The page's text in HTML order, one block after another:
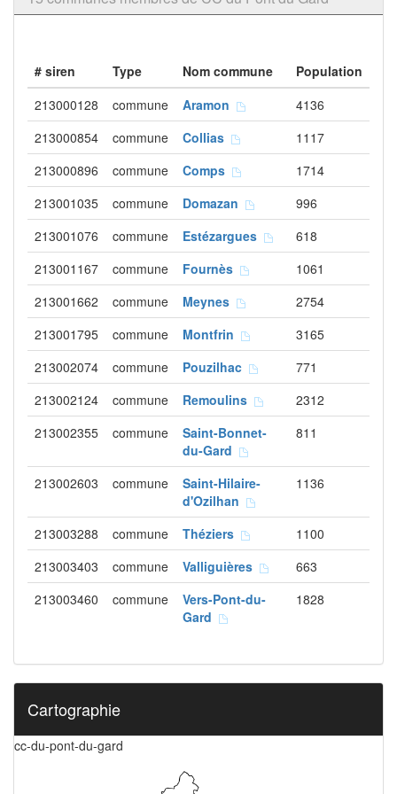
# siren Type Nom commune
Population
213000128
commune Aramon
4136
213000854
commune Collias
1117
213000896
commune Comps
1714
213001035
commune Domazan
996
213001076
commune Estézargues
618
213001167
commune Fournès
1061
213001662
commune Meynes
2754
213001795
commune Montfrin
3165
213002074
commune Pouzilhac
771
213002124
commune Remoulins
2312
213002355
commune
Saint-Bonnet-
du-Gard
811
213002603 commune
Saint-Hilaire-
d'Ozilhan
1136
213003288 commune Théziers
1100
213003403
commune Valliguières
663
213003460
commune
Vers-Pont-du-
Gard
1828
Cartographie
cc-du-pont-du-gard